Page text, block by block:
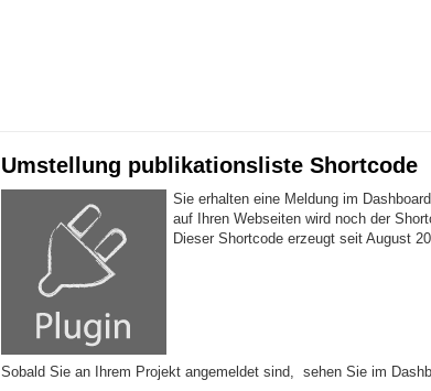
Umstellung publikationsliste Shortcode
Sie erhalten eine Meldung im
auf Ihren Webseiten wird noch der
Dieser Shortcode erzeugt seit August
Sobald Sie an Ihrem Projekt angemeldet sind, sehen Sie im